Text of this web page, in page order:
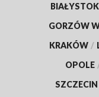
BIAŁYSTOK
GORZÓW
KRAKÓW /
OPOLE
SZCZECIN